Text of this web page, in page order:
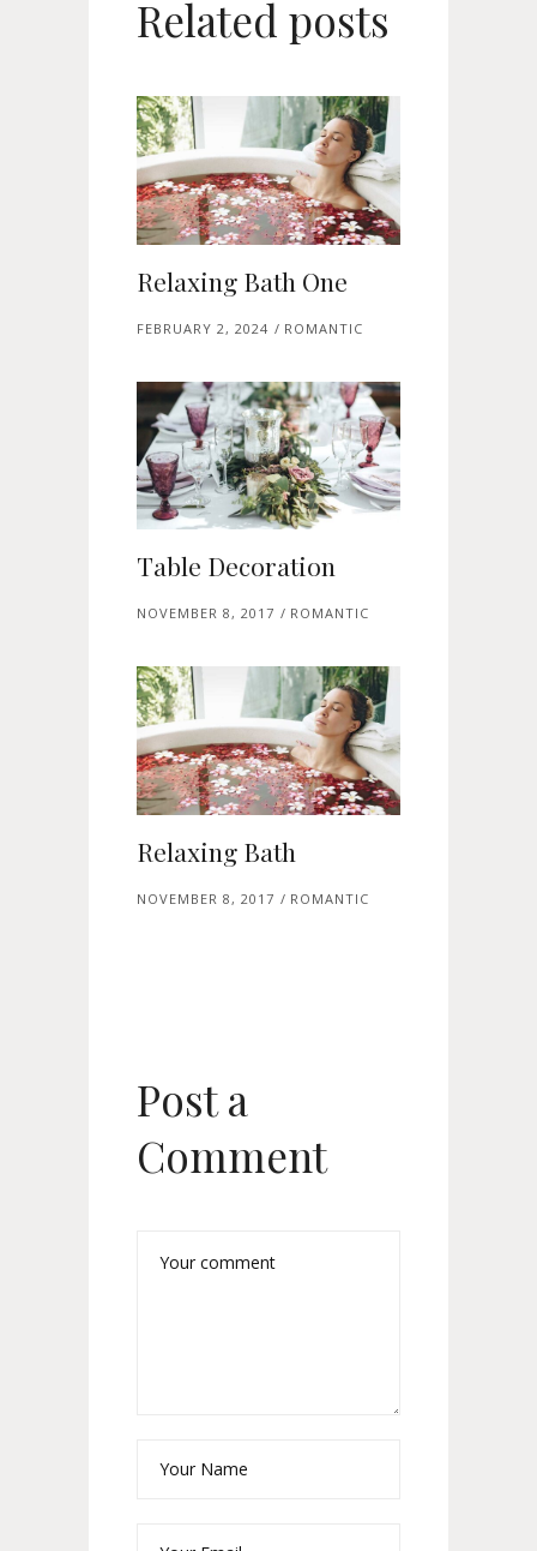
Related posts
Relaxing Bath One
FEBRUARY 2, 2024 ROMANTIC
Table Decoration
NOVEMBER 8, 2017 ROMANTIC
Relaxing Bath
NOVEMBER 8, 2017 ROMANTIC
Post a
Comment